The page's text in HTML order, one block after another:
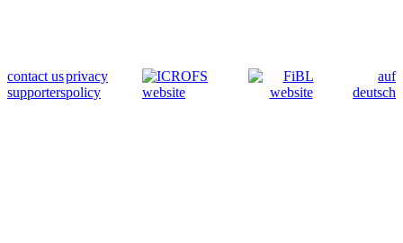
contact us
supporters
privacy
policy
auf
deutsch